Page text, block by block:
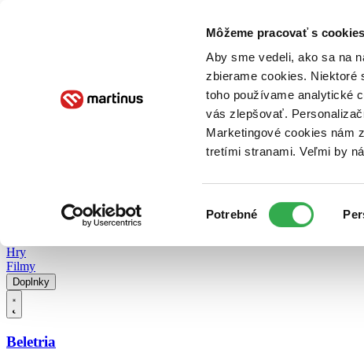
Môžeme pracovať s
Aby sme vedeli, ako sa na
zbierame cookies. Niektoré
toho používame analytické
vás zlepšovať.
Marketingové cookies nám
tretími stranami. Veľmi by
súhlasu
Potrebné
Poukážky Kontakt
Hry
Filmy
Doplnky
Beletria